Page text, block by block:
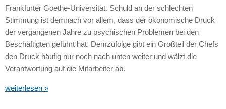
Frankfurter Goethe-Universität. Schuld an der schlechten
Stimmung ist demnach vor allem, dass der ökonomische Druck
der vergangenen Jahre zu psychischen Problemen bei den
Beschäftigten geführt hat. Demzufolge gibt ein Großteil der Chefs
den Druck häufig nur noch nach unten weiter und wälzt die
Verantwortung auf die Mitarbeiter ab.
weiterlesen »